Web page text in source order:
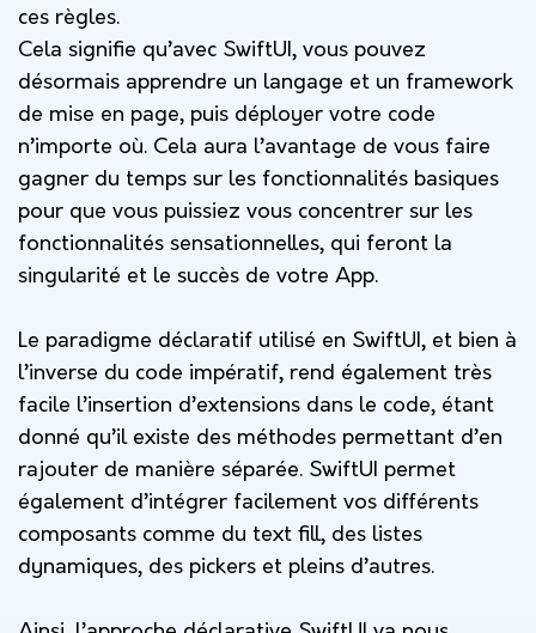
ces règles.
Cela signifie qu’avec SwiftUI, vous pouvez
désormais apprendre un langage et un framework
de mise en page, puis déployer votre code
n’importe où. Cela aura l’avantage de vous faire
gagner du temps sur les fonctionnalités basiques
pour que vous puissiez vous concentrer sur les
fonctionnalités sensationnelles, qui feront la
singularité et le succès de votre App.
Le paradigme déclaratif utilisé en SwiftUI, et bien à
l’inverse du code impératif, rend également très
facile l’insertion d’extensions dans le code, étant
donné qu’il existe des méthodes permettant d’en
rajouter de manière séparée. SwiftUI permet
également d’intégrer facilement vos différents
composants comme du text fill, des listes
dynamiques, des pickers et pleins d’autres.